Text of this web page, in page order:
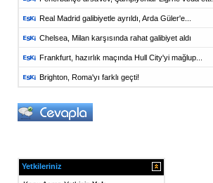
Real Madrid galibiyetle ayrıldı, Arda Güler'e...
Chelsea, Milan karşısında rahat galibiyet aldı
Frankfurt, hazırlık maçında Hull City'yi mağlup...
Brighton, Roma'yı farklı geçti!
Yetkileriniz